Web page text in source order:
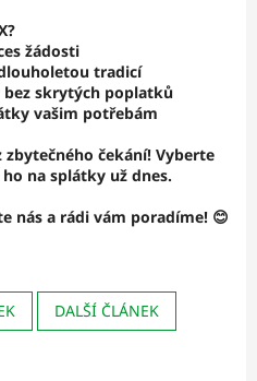
žádosti
tradicí
skrytých poplatků
vašim potřebám
čekání! Vyberte
na splátky už dnes.
nás a rádi vám poradíme! 😊
DALŠÍ ČLÁNEK